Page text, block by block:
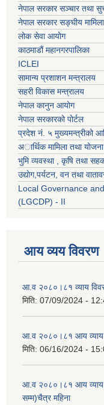
नेपाल सरकार सञ्चार तथा
नेपाल सरकार सङ्घीय
लोक सेवा आयोग
काठमाडौं महानगरपालिका
ICLEI
सामान्य प्रशाशन मन्त्रालय
सहरी विकास मन्त्रालय
नेपाल कानुन आयोग
नेपाल सरकारको पोर्टल
प्रदेश नं. ५ मुख्यमन्त्रीको
अार्थिक मामिला तथा
भुमि व्यवस्था , कृषि तथा
उद्याेग,पर्यटन, वन तथा
Local Governance
(LGCDP) - II
आय व्यय विवरण
आ.व २०८०।८१ व्याय
मिति: 07/09/2024 -
आ.व २०८०।८१ आय व्याय
मिति: 06/16/2024 -
आ.व २०८०।८१ आय
सम्म)चैत्र महिना